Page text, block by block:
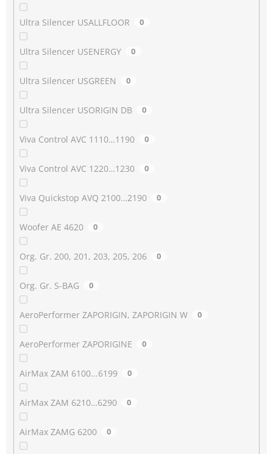
Ultra Silencer USALLFLOOR 0
Ultra Silencer USENERGY 0
Ultra Silencer USGREEN 0
Ultra Silencer USORIGIN DB 0
Viva Control AVC 1110…1190 0
Viva Control AVC 1220…1230 0
Viva Quickstop AVQ 2100…2190 0
Woofer AE 4620 0
Org. Gr. 200, 201, 203, 205, 206 0
Org. Gr. S-BAG 0
AeroPerformer ZAPORIGIN, ZAPORIGIN W 0
AeroPerformer ZAPORIGINE 0
AirMax ZAM 6100...6199 0
AirMax ZAM 6210…6290 0
AirMax ZAMG 6200 0